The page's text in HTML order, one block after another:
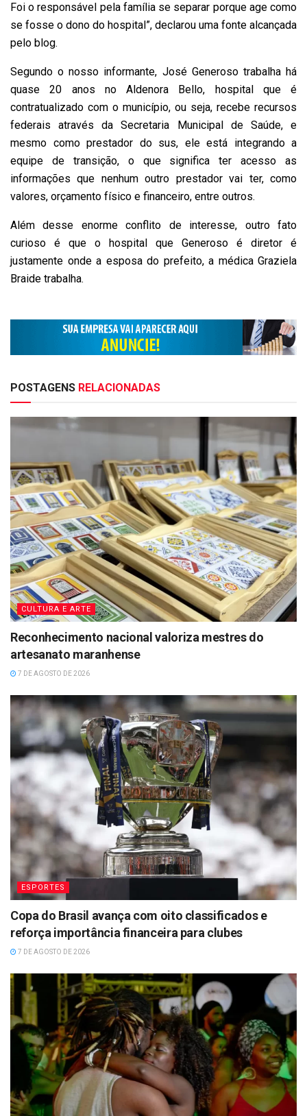
Foi o responsável pela família se separar porque age como
se fosse o dono do hospital”, declarou uma fonte alcançada
pelo blog.
Segundo o nosso informante, José Generoso trabalha há
quase 20 anos no Aldenora Bello, hospital que é
contratualizado com o município, ou seja, recebe recursos
federais através da Secretaria Municipal de Saúde, e
mesmo como prestador do sus, ele está integrando a
equipe de transição, o que significa ter acesso as
informações que nenhum outro prestador vai ter, como
valores, orçamento físico e financeiro, entre outros.
Além desse enorme conflito de interesse, outro fato
curioso é que o hospital que Generoso é diretor é
justamente onde a esposa do prefeito, a médica Graziela
Braide trabalha.
POSTAGENS RELACIONADAS
CULTURA E ARTE
Reconhecimento nacional valoriza mestres do
artesanato maranhense
7 DE AGOSTO DE 2026
ESPORTES
Copa do Brasil avança com oito classificados e
reforça importância financeira para clubes
7 DE AGOSTO DE 2026